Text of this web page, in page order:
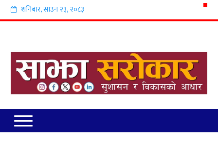
शनिबार,साउन२३,२०८३